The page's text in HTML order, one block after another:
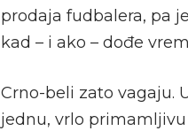
prodaja fudbalera, pa
kad – i ako – dođe
Crno-beli zato vagaju.
jednu, vrlo